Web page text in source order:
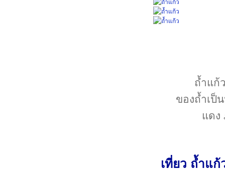
ถ้ำแก้
ของถ้ำเป็
แดง
เที่ยว ถ้ำแ